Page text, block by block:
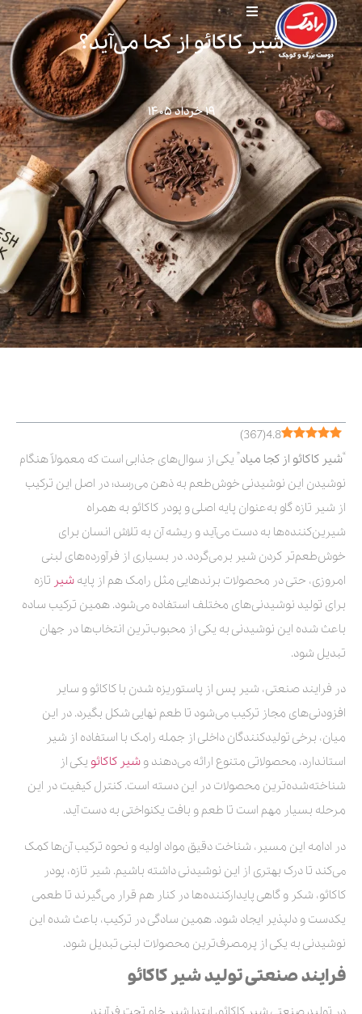
شیر کاکائو از کجا می‌آید؟
۱۹ خرداد ۱۴۰۵
4.8
(
367
)
“شیر کاکائو از کجا میاد” یکی از سوال‌های جذابی است که معمولاً هنگام
نوشیدن این نوشیدنی خوش‌طعم به ذهن می‌رسد؛ در اصل این ترکیب
از شیر تازه گاو به‌عنوان پایه اصلی و پودر کاکائو به همراه
شیرین‌کننده‌ها به دست می‌آید و ریشه آن به تلاش انسان برای
خوش‌طعم‌تر کردن شیر برمی‌گردد. در بسیاری از فرآورده‌های لبنی
امروزی، حتی در محصولات برندهایی مثل رامک هم از پایه شیر تازه
برای تولید نوشیدنی‌های مختلف استفاده می‌شود. همین ترکیب ساده
باعث شده این نوشیدنی به یکی از محبوب‌ترین انتخاب‌ها در جهان
تبدیل شود.
در فرایند صنعتی، شیر پس از پاستوریزه شدن با کاکائو و سایر
افزودنی‌های مجاز ترکیب می‌شود تا طعم نهایی شکل بگیرد. در این
میان، برخی تولیدکنندگان داخلی از جمله رامک با استفاده از شیر
استاندارد، محصولاتی متنوع ارائه می‌دهند و شیر کاکائو یکی از
شناخته‌شده‌ترین محصولات در این دسته است. کنترل کیفیت در این
مرحله بسیار مهم است تا طعم و بافت یکنواختی به دست آید.
در ادامه این مسیر، شناخت دقیق مواد اولیه و نحوه ترکیب آن‌ها کمک
می‌کند تا درک بهتری از این نوشیدنی داشته باشیم. شیر تازه، پودر
کاکائو، شکر و گاهی پایدارکننده‌ها در کنار هم قرار می‌گیرند تا طعمی
یکدست و دلپذیر ایجاد شود. همین سادگی در ترکیب، باعث شده این
نوشیدنی به یکی از پرمصرف‌ترین محصولات لبنی تبدیل شود.
فرایند صنعتی تولید شیر کاکائو